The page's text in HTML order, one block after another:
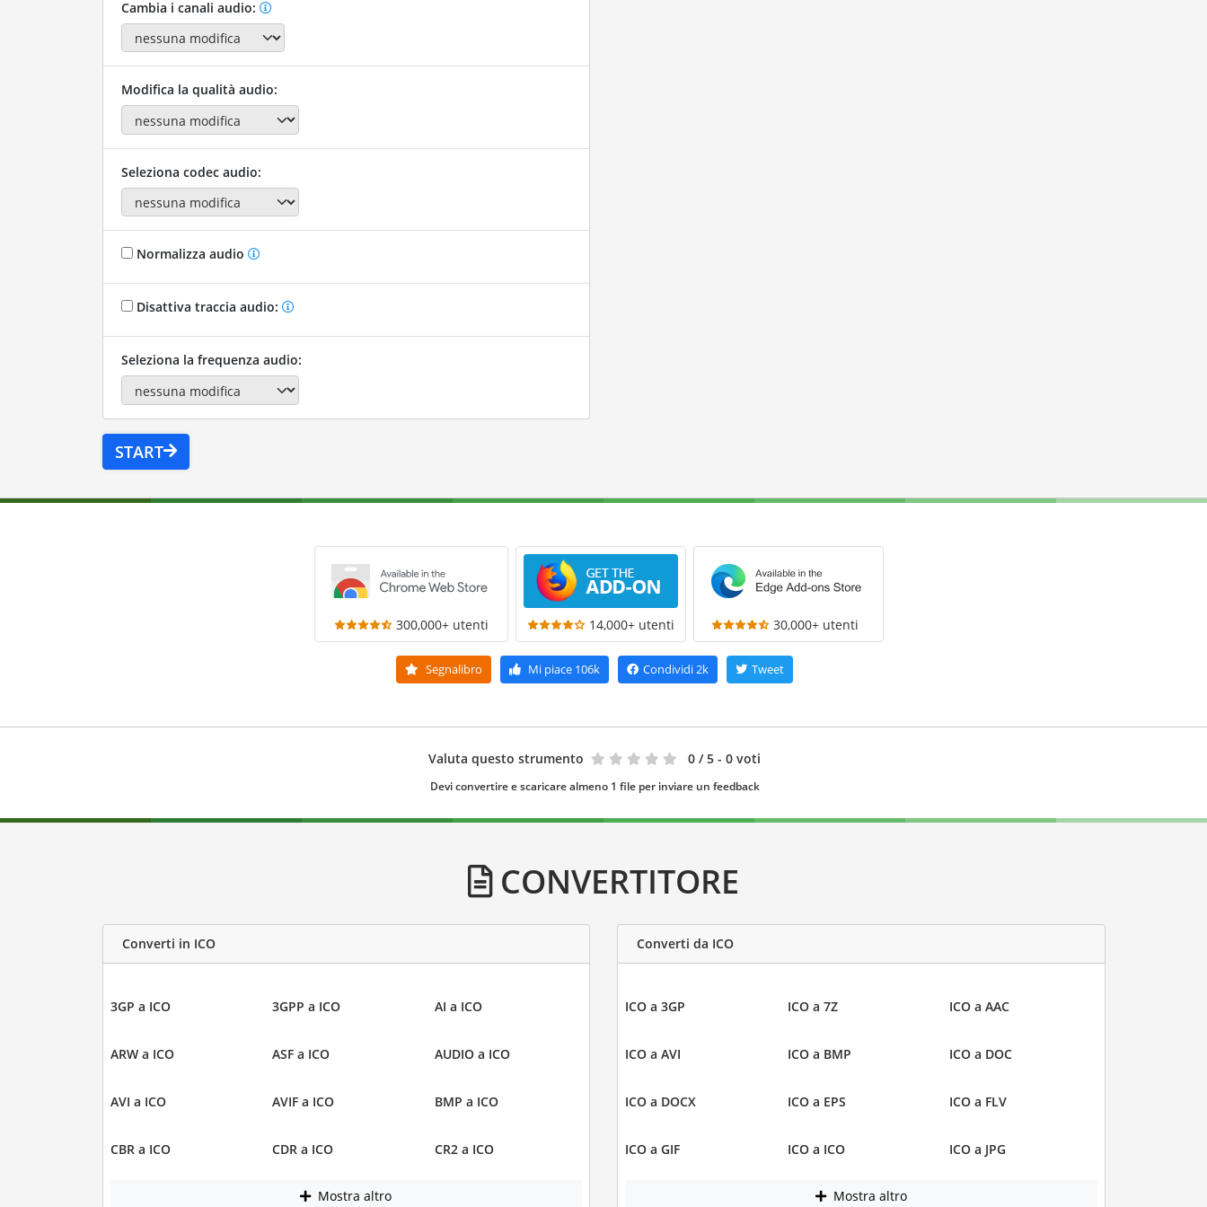
Cambia i canali audio:
Modifica la qualità audio:
Seleziona codec audio:
Normalizza audio
Disattiva traccia audio:
Seleziona la frequenza audio:
START
300,000+ utenti 14,000+ utenti 30,000+ utenti
Segnalibro Mi piace 106k Condividi2k Tweet
Valuta questo strumento 0 / 5 - 0 voti
Devi convertire e scaricare almeno 1 file per inviare un feedback
CONVERTITORE
Converti in ICO
3GP a ICO 3GPP a ICO AI a ICO
ARW a ICO ASF a ICO AUDIO a ICO
AVI a ICO AVIF a ICO BMP a ICO
CBR a ICO CDR a ICO CR2 a ICO
Mostra altro
Converti da ICO
ICO a 3GP ICO a 7Z ICO a AAC
ICO a AVI ICO a BMP ICO a DOC
ICO a DOCX ICO a EPS ICO a FLV
ICO a GIF ICO a ICO ICO a JPG
Mostra altro